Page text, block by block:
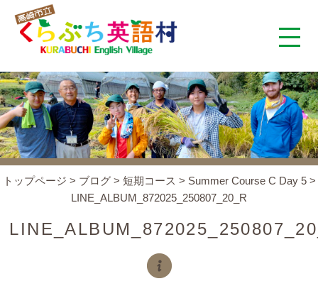
くらぶち英語村とは
コンセプト
トップページ > ブログ> 短期コース > Summer Course C Day 5>
LINE_ALBUM_872025_250807_20_R